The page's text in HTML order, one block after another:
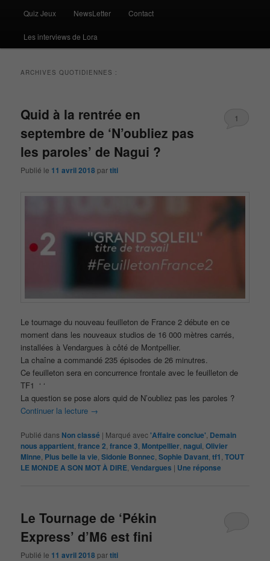
Quiz Jeux NewsLetter Contact
Les interviews de Lora
ARCHIVES QUOTIDIENNES :
Quid à la rentrée en
septembre de ‘N’oubliez pas
les paroles’ de Nagui ?
Publié le 11 avril 2018 partiti
1
Le tournage du nouveau feuilleton de France 2 débute en ce
moment dans les nouveaux studios de 16 000 mètres carrés,
installées à Vendargues à côté de Montpellier.
La chaîne a commandé 235 épisodes de 26 minutres.
Ce feuilleton sera en concurrence frontale avec le feuilleton de
TF1 ‘ ‘
La question se pose alors quid de N’oubliez pas les paroles ?
Continuer la lecture →
Publié dans Non classé | Marqué avec'Affaire conclue' Demain
nous appartient ,france 2 ,france 3 Montpellier nagui ,Olivier
Minne Plus belle la vie ,Sidonie Bonnec ,Sophie Davant ,tf1 ,TOUT
LE MONDE A SON MOT À DIRE ,Vendargues | Une réponse
Le Tournage de ‘Pékin
Express’ d’M6 est fini
Publié le 11 avril 2018 partiti